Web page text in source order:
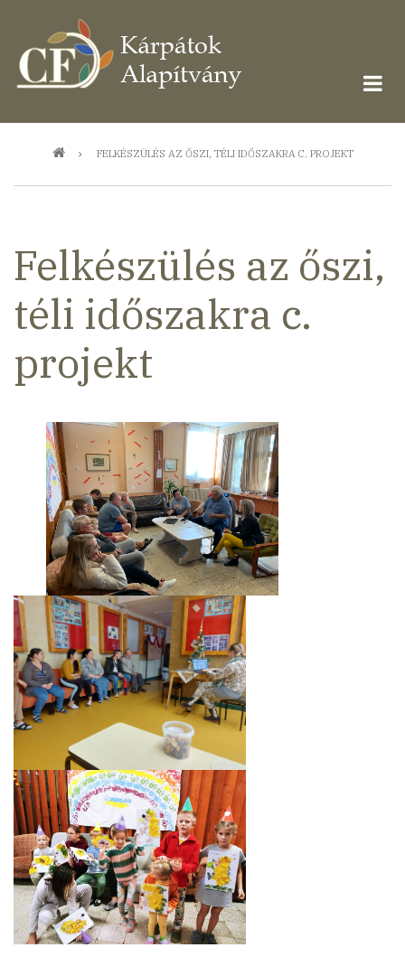
tartalomra
MorzsaFELKÉSZÜLÉS AZ ŐSZI, TÉLI IDŐSZAKRA C. PROJEKT
Felkészülés az őszi,
téli időszakra c.
projekt